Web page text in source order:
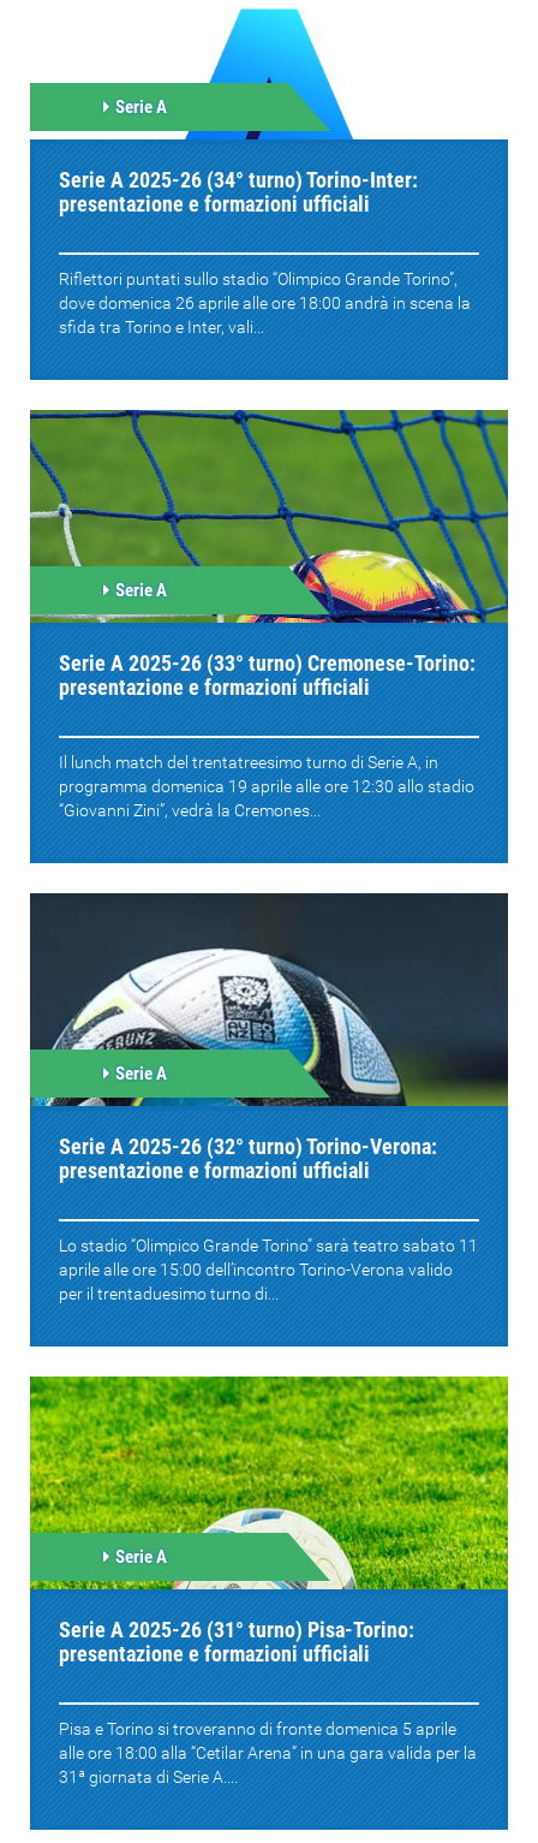
Serie A
Serie A 2025-26 (34° turno) Torino-Inter:
presentazione e formazioni ufficiali
Riflettori puntati sullo stadio “Olimpico Grande Torino”,
dove domenica 26 aprile alle ore 18:00 andrà in scena la
sfida tra Torino e Inter, vali...
Serie A
Serie A 2025-26 (33° turno) Cremonese-Torino:
presentazione e formazioni ufficiali
Il lunch match del trentatreesimo turno di Serie A, in
programma domenica 19 aprile alle ore 12:30 allo stadio
“Giovanni Zini”, vedrà la Cremones...
Serie A
Serie A 2025-26 (32° turno) Torino-Verona:
presentazione e formazioni ufficiali
Lo stadio “Olimpico Grande Torino” sarà teatro sabato 11
aprile alle ore 15:00 dell’incontro Torino-Verona valido
per il trentaduesimo turno di...
Serie A
Serie A 2025-26 (31° turno) Pisa-Torino:
presentazione e formazioni ufficiali
Pisa e Torino si troveranno di fronte domenica 5 aprile
alle ore 18:00 alla “Cetilar Arena” in una gara valida per la
31ª giornata di Serie A....